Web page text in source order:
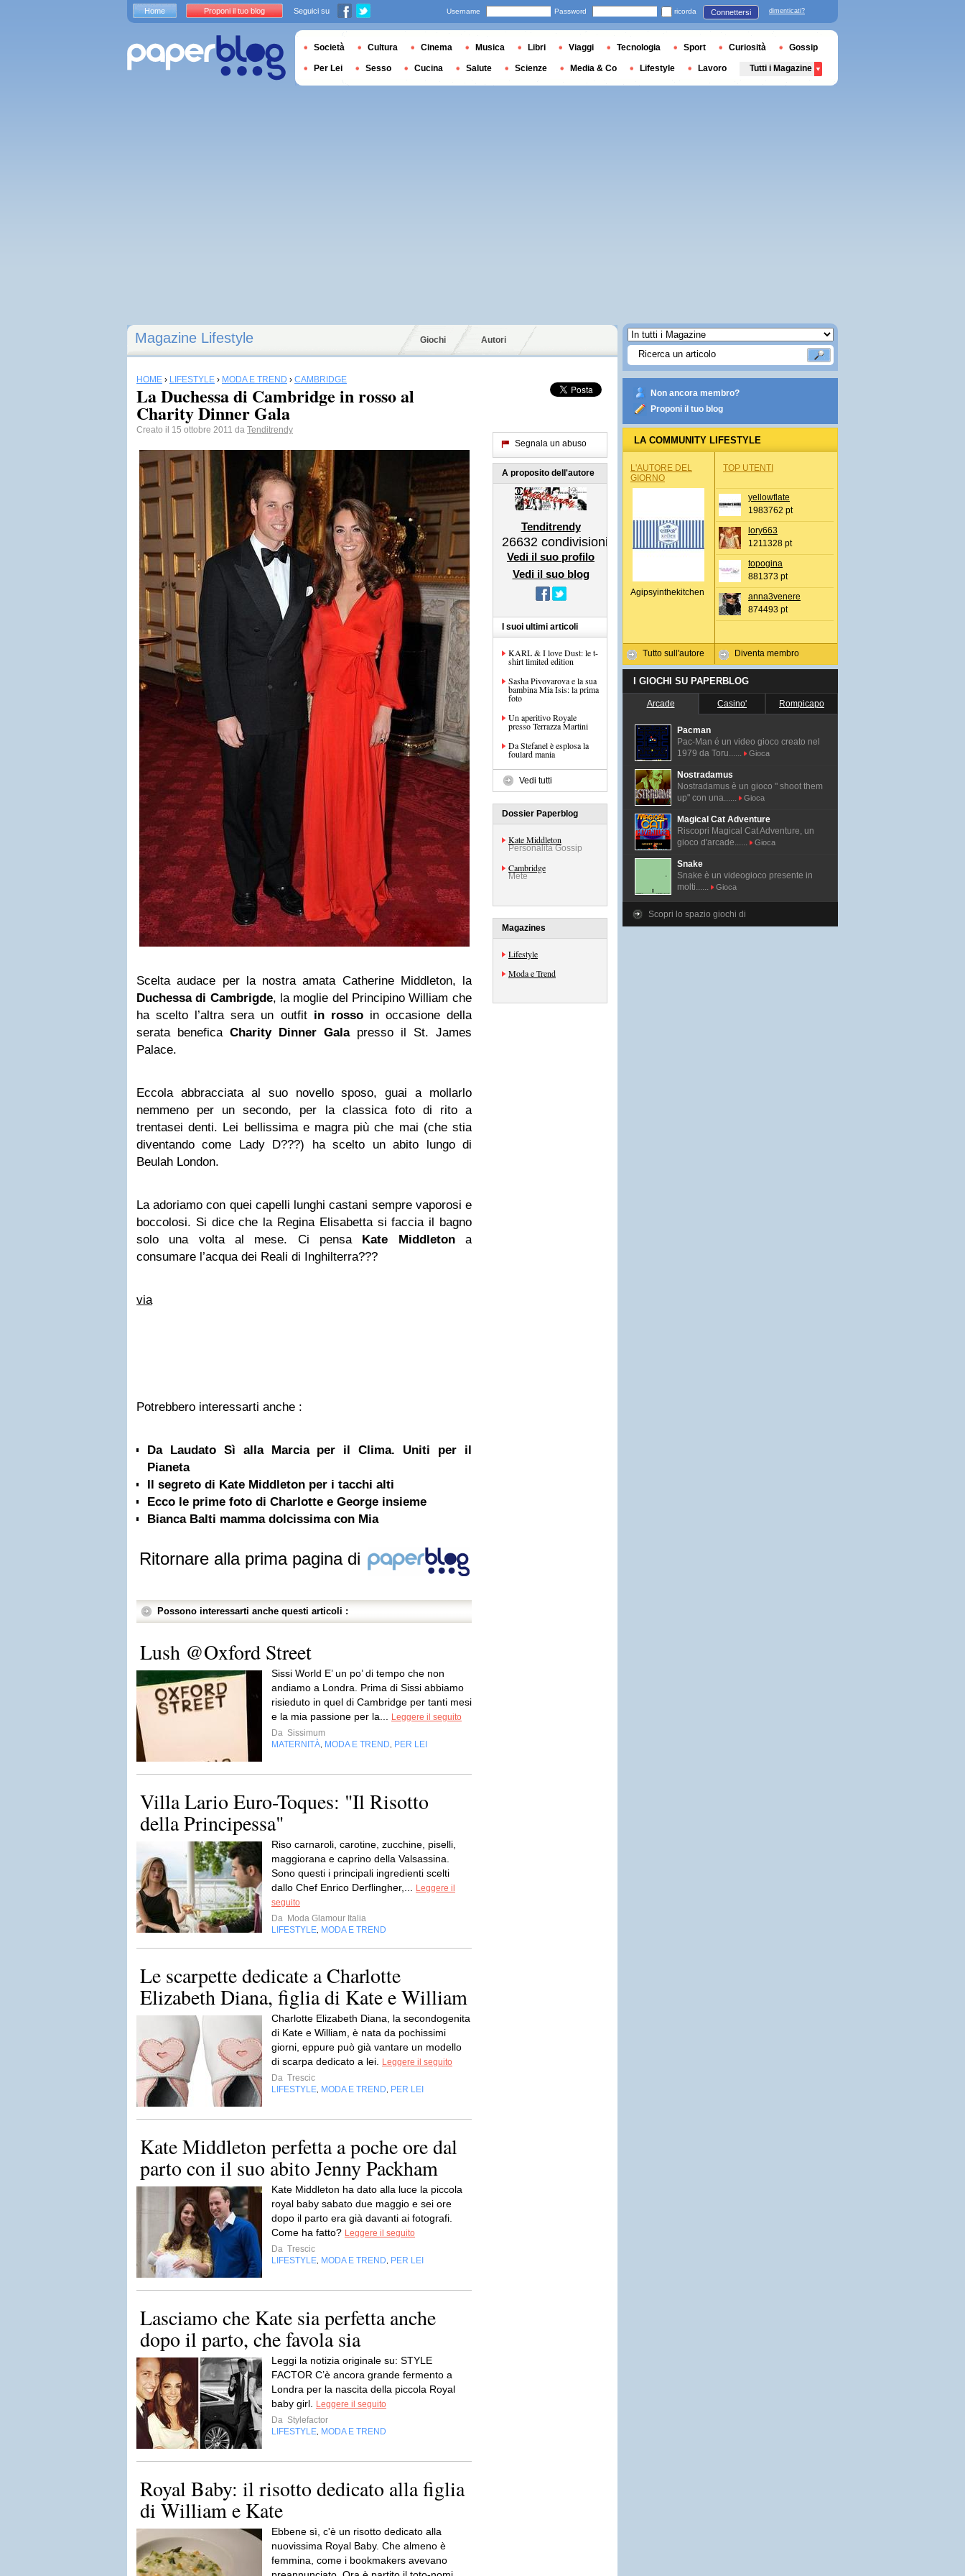
Magazine Lifestyle Giochi Autori
HOME › LIFESTYLE › MODA E TREND › CAMBRIDGE
La Duchessa di Cambridge in rosso al
Charity Dinner Gala
Creato il 15 ottobre 2011 da Tenditrendy
Scelta audace per la nostra amata Catherine Middleton, la
Duchessa di Cambrigde, la moglie del Principino William che
ha scelto l’altra sera un outfit in rossoin occasione della
serata benefica Charity Dinner Galapresso il St. James
Palace.
Eccola abbracciata al suo novello sposo, guai a mollarlo
nemmeno per un secondo, per la classica foto di rito a
trentasei denti. Lei bellissima e magra più che mai (che stia
diventando come Lady D???) ha scelto un abito lungo di
Beulah London.
La adoriamo con quei capelli lunghi castani sempre vaporosi e
boccolosi. Si dice che la Regina Elisabetta si faccia il bagno
solo una volta al mese. Ci pensa Kate Middletona
consumare l’acqua dei Reali di Inghilterra???
via
Potrebbero interessarti anche :
Da Laudato Sì alla Marcia per il Clima. Uniti per il
Pianeta
Il segreto di Kate Middleton per i tacchi alti
Ecco le prime foto di Charlotte e George insieme
Bianca Balti mamma dolcissima con Mia
Ritornare alla prima pagina di
Possono interessarti anche questi articoli :
Lush @Oxford Street
Sissi World E’ un po’ di tempo che non
andiamo a Londra. Prima di Sissi abbiamo
risieduto in quel di Cambridge per tanti mesi
e la mia passione per la...
Leggere il seguito
Da Sissimum
MATERNITÀ MODA E TREND PER LEI
Villa Lario Euro-Toques: "Il Risotto
della Principessa"
Riso carnaroli, carotine, zucchine, piselli,
maggiorana e caprino della Valsassina.
Sono questi i principali ingredienti scelti
dallo Chef Enrico Derflingher,...
Leggere il
seguito
Da Moda Glamour Italia
LIFESTYLE MODA E TREND
Le scarpette dedicate a Charlotte
Elizabeth Diana, figlia di Kate e William
Charlotte Elizabeth Diana, la secondogenita
di Kate e William, è nata da pochissimi
giorni, eppure può già vantare un modello
di scarpa dedicato a lei.
Leggere il seguito
Da Trescic
LIFESTYLE MODA E TREND PER LEI
Kate Middleton perfetta a poche ore dal
parto con il suo abito Jenny Packham
Kate Middleton ha dato alla luce la piccola
royal baby sabato due maggio e sei ore
dopo il parto era già davanti ai fotografi.
Come ha fatto? Leggere il seguito
Da Trescic
LIFESTYLE MODA E TREND PER LEI
Lasciamo che Kate sia perfetta anche
dopo il parto, che favola sia
Leggi la notizia originale su: STYLE
FACTOR C’è ancora grande fermento a
Londra per la nascita della piccola Royal
baby girl.
Leggere il seguito
Da Stylefactor
LIFESTYLE MODA E TREND
Royal Baby: il risotto dedicato alla figlia
di William e Kate
Ebbene sì, c'è un risotto dedicato alla
nuovissima Royal Baby. Che almeno è
femmina, come i bookmakers avevano
Segnala un abuso
A proposito dell'autore
Tenditrendy
26632 condivisioni
Vedi il suo profilo
Vedi il suo blog
I suoi ultimi articoli
KARL & I love Dust: le t-
shirt limited edition
Sasha Pivovarova e la sua
bambina Mia Isis: la prima
foto
Un aperitivo Royale
presso Terrazza Martini
Da Stefanel è esplosa la
foulard mania
Vedi tutti
Dossier Paperblog
Kate Middleton
Personalità Gossip
Cambridge
Mete
Magazines
Lifestyle
Moda e Trend
Non ancora membro?
Proponi il tuo blog
LA COMMUNITY LIFESTYLE
L'AUTORE DEL
GIORNO
Agipsyinthekitchen
Tutto sull'autore
TOP UTENTI
yellowflate
1983762 pt
lory663
1211328 pt
topogina
881373 pt
anna3venere
874493 pt
Diventa membro
I GIOCHI SU PAPERBLOG
Arcade Casino' Rompicapo
Pacman
Pac-Man é un video gioco creato nel
1979 da Toru......
Gioca
Nostradamus
Nostradamus è un gioco " shoot them
up" con una......
Gioca
Magical Cat Adventure
Riscopri Magical Cat Adventure, un
gioco d'arcade......
Gioca
Snake
Snake è un videogioco presente in
molti......
Gioca
Scopri lo spazio giochi di
Home Proponi il tuo blog Seguici su Username Password ricorda Connettersi dimenticati?
Società Cultura Cinema Musica Libri Viaggi Tecnologia Sport Curiosità Gossip
Per Lei Sesso Cucina Salute Scienze Media & Co Lifestyle Lavoro Tutti i Magazine